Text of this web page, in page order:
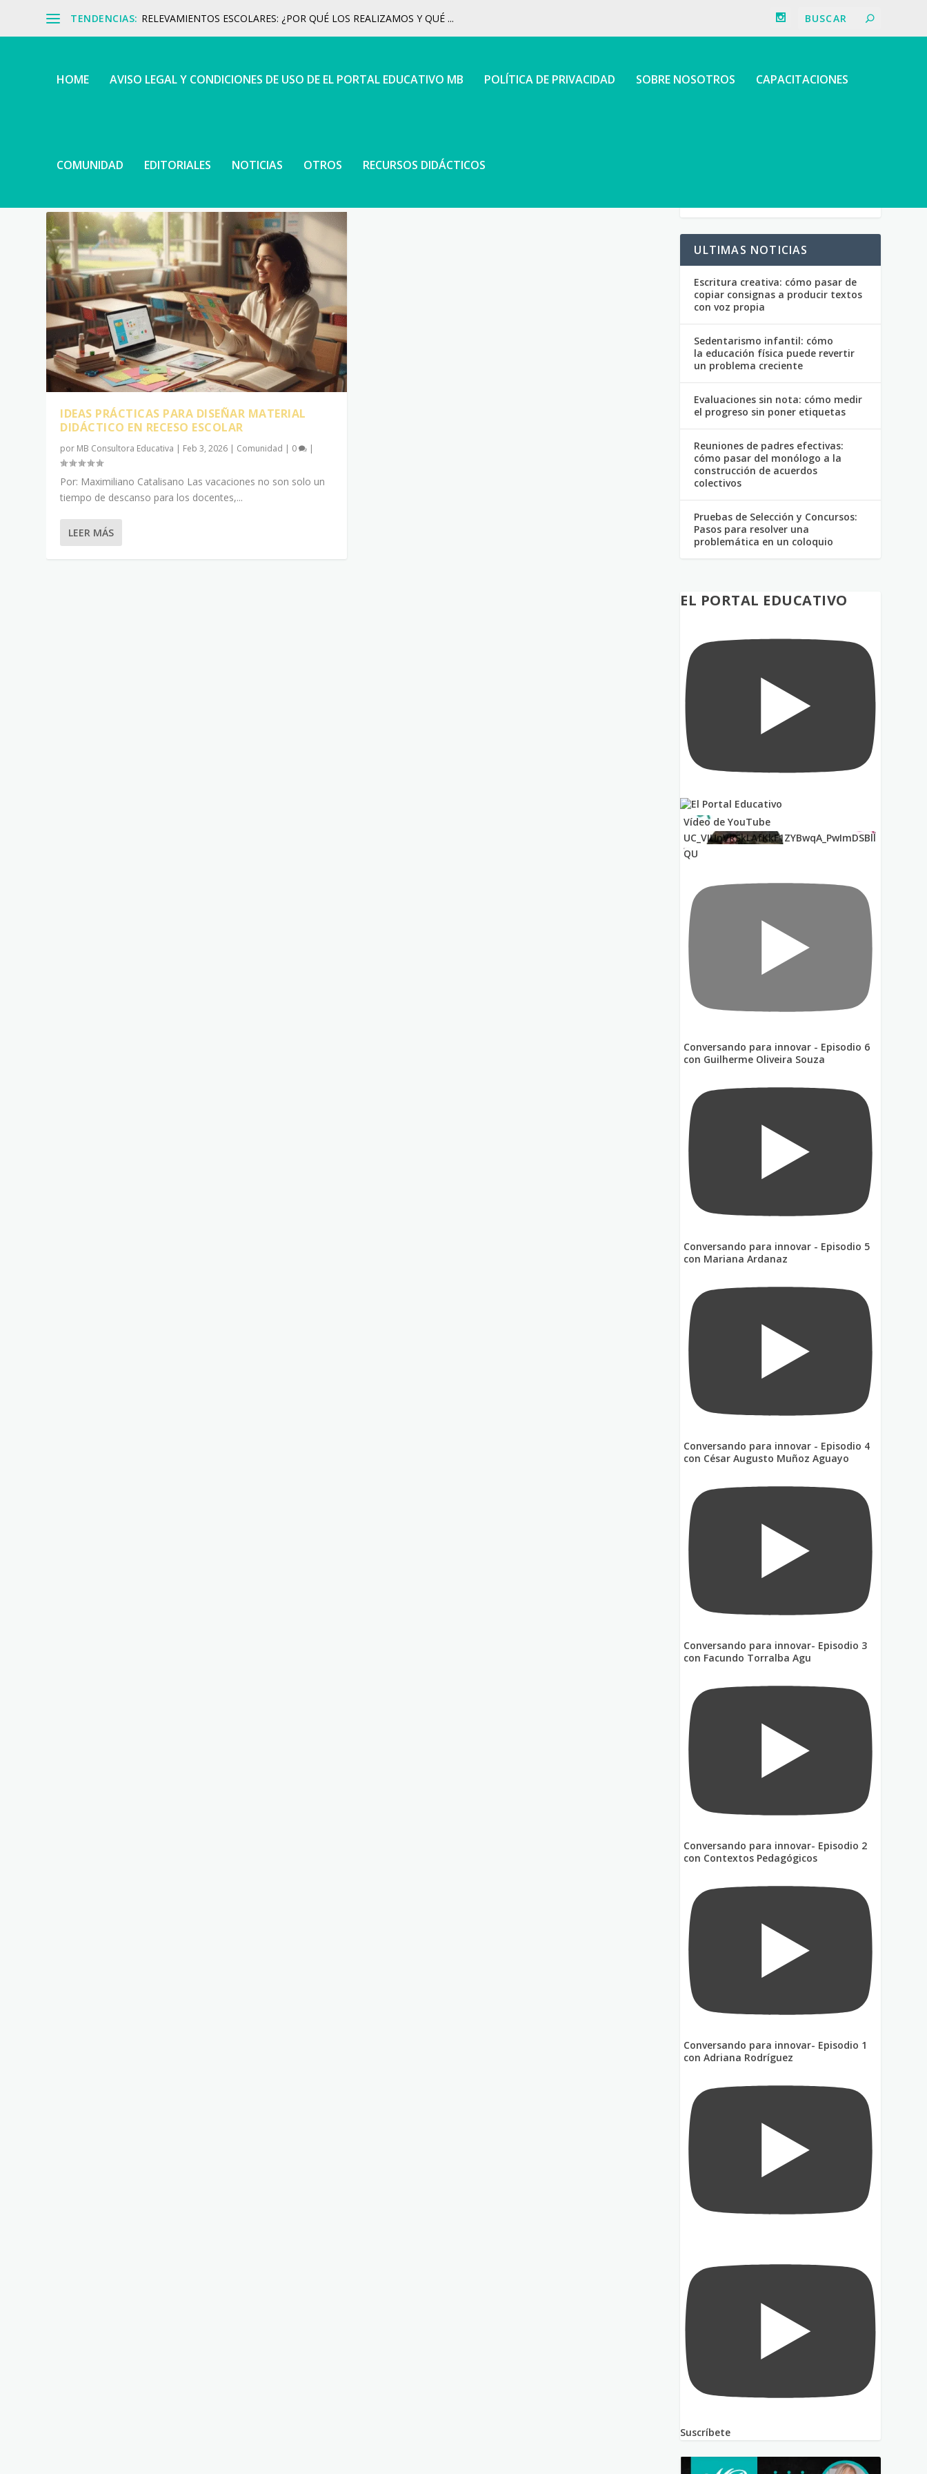
TENDENCIAS: RELEVAMIENTOS ESCOLARES: ¿POR QUÉ LOS REALIZAMOS Y QUÉ ...
HOME AVISO LEGAL Y CONDICIONES DE USO DE EL PORTAL EDUCATIVO MB POLÍTICA DE PRIVACIDAD SOBRE NOSOTROS CAPACITACIONES
COMUNIDAD EDITORIALES NOTICIAS OTROS RECURSOS DIDÁCTICOS
IDEAS PRÁCTICAS PARA DISEÑAR MATERIAL
DIDÁCTICO EN RECESO ESCOLAR
por MB Consultora Educativa | Feb 3, 2026 | Comunidad | 0 |
Por: Maximiliano Catalisano Las vacaciones no son solo un
tiempo de descanso para los docentes,...
LEER MÁS
ULTIMAS NOTICIAS
Escritura creativa: cómo pasar de
copiar consignas a producir textos
con voz propia
Sedentarismo infantil: cómo
la educación física puede revertir
un problema creciente
Evaluaciones sin nota: cómo medir
el progreso sin poner etiquetas
Reuniones de padres efectivas:
cómo pasar del monólogo a la
construcción de acuerdos
colectivos
Pruebas de Selección y Concursos:
Pasos para resolver una
problemática en un coloquio
EL PORTAL EDUCATIVO
Vídeo de YouTube
UC_VIUnVRSkLAfKkF1ZYBwqA_PwImDSBll
QU
Conversando para innovar - Episodio 6
con Guilherme Oliveira Souza
Conversando para innovar - Episodio 5
con Mariana Ardanaz
Conversando para innovar - Episodio 4
con César Augusto Muñoz Aguayo
Conversando para innovar- Episodio 3
con Facundo Torralba Agu
Conversando para innovar- Episodio 2
con Contextos Pedagógicos
Conversando para innovar- Episodio 1
con Adriana Rodríguez
Suscríbete